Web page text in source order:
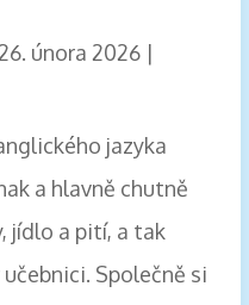
26. února 2026|
jazyka
a hlavně chutně
jídlo a pití, a tak
Společně si